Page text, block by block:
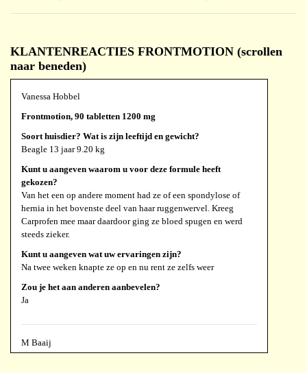
KLANTENREACTIES FRONTMOTION (scrollen
naar beneden)
Vanessa Hobbel
Frontmotion, 90 tabletten 1200 mg
Soort huisdier? Wat is zijn leeftijd en gewicht?
Beagle 13 jaar 9.20 kg
Kunt u aangeven waarom u voor deze formule heeft
gekozen?
Van het een op andere moment had ze of een spondylose of
hernia in het bovenste deel van haar ruggenwervel. Kreeg
Carprofen mee maar daardoor ging ze bloed spugen en werd
steeds zieker.
Kunt u aangeven wat uw ervaringen zijn?
Na twee weken knapte ze op en nu rent ze zelfs weer
Zou je het aan anderen aanbevelen?
Ja
M Baaij